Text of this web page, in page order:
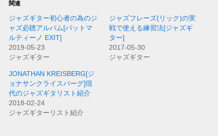
関連
ジャズギター初心者の為のジ
ャズ必聴アルバム[パットマ
ルティーノ EXIT]
2019-05-23
ジャズギター
ジャズフレーズ(リック)の実
戦で使える練習法[ジャズギ
ター]
2017-05-30
ジャズギター
JONATHAN KREISBERG[ジ
ョナサンクライスバーグ]現
代のジャズギタリスト紹介
2018-02-24
ジャズギターリスト紹介